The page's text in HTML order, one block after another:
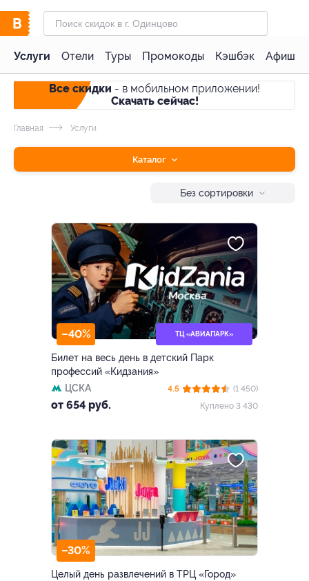
Услуги Отели Туры Промокоды Кэшбэк Афиша
Все скидки - в мобильном приложении!
Скачать сейчас!
Главная Услуги
Каталог
Без сортировки
–40% ТЦ «АВИАПАРК»
Билет на весь день в детский Парк
профессий «Кидзания»
ЦСКА
от 654 руб.
4.5
(1 450)
Куплено 3 430
–30%
Целый день развлечений в ТРЦ «Город»